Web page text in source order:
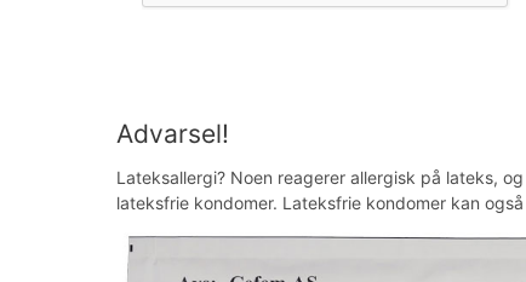
Advarsel!
Lateksallergi? Noen reagerer allergisk på lateks,
lateksfrie kondomer. Lateksfrie kondomer kan